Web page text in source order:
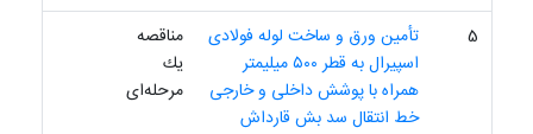
5
تأمین ورق و ساخت لوله فولادی
اسپیرال به قطر ٥٠٠ میلیمتر
همراه با پوشش داخلی و خارجی
خط انتقال سد بش قارداش
مناقصه
یك
مرحله‌ای